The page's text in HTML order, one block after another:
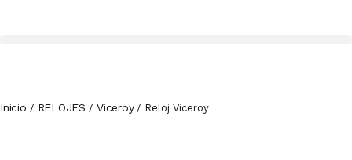
Inicio / RELOJES /Viceroy/ Reloj Viceroy